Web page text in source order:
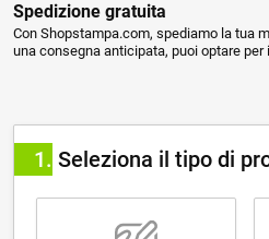
Spedizione gratuita
Con Shopstampa.com, spediamo la tua
una consegna anticipata, puoi optare
1 Seleziona il tipo di